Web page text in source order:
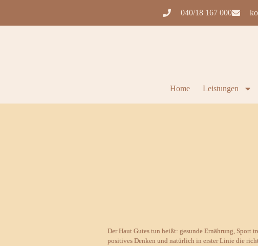
040/18 167 000
Home Leistungen
Der Haut Gutes tun heißt: gesunde Ernährung, Sport
positives Denken und natürlich in erster Linie die